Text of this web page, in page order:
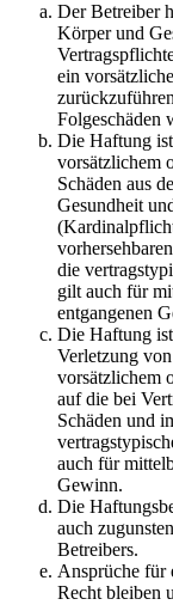
Der Betreiber
Körper und
ein
Folgeschäden
Die Haftung
vorsätzlichem
Schäden aus
Gesundheit
die
gilt auch für
entgangenen
Die Haftung
Verletzung
vorsätzlichem
auf die bei
Schäden und
auch für
Gewinn.
Die
auch
Betreibers.
Ansprüche für
Recht bleiben